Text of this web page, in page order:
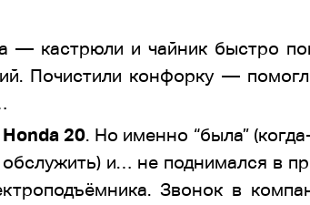
— кастрюли и чайник быстро
Почистили конфорку —
Honda 20. Но именно “была”
и… не поднимался в
Звонок в